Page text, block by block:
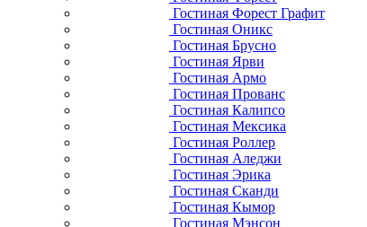
Гостиная Форест Графит
Гостиная Оникс
Гостиная Брусно
Гостиная Ярви
Гостиная Армо
Гостиная Прованс
Гостиная Калипсо
Гостиная Мексика
Гостиная Роллер
Гостиная Аледжи
Гостиная Эрика
Гостиная Сканди
Гостиная Кымор
Гостиная Мэнсон